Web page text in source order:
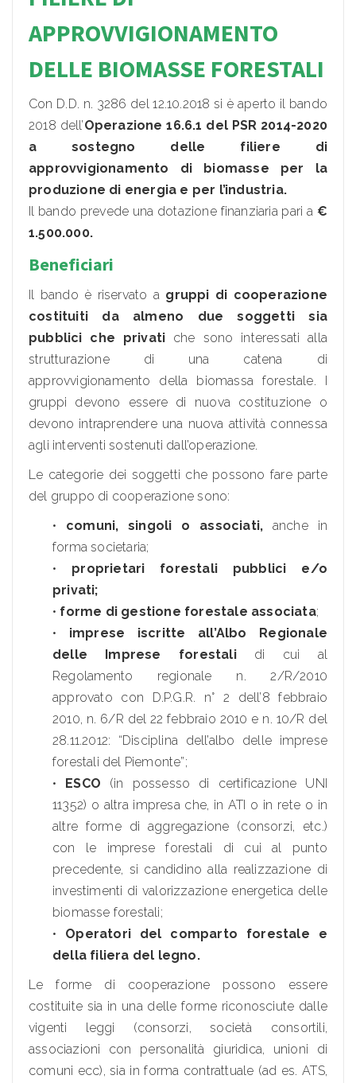
APPROVVIGIONAMENTO
DELLE BIOMASSE FORESTALI
Con D.D. n. 3286 del 12.10.2018 si è aperto il bando
2018 dell’Operazione 16.6.1 del PSR 2014-2020
a sostegno delle filiere di
approvvigionamento di biomasse per la
produzione di energia e per l’industria.
Il bando prevede una dotazione finanziaria pari a €
1.500.000.
Beneficiari
Il bando è riservato a gruppi di cooperazione
costituiti da almeno due soggetti sia
pubblici che privati che sono interessati alla
strutturazione di una catena di
approvvigionamento della biomassa forestale. I
gruppi devono essere di nuova costituzione o
devono intraprendere una nuova attività connessa
agli interventi sostenuti dall’operazione.
Le categorie dei soggetti che possono fare parte
del gruppo di cooperazione sono:
• comuni, singoli o associati, anche in
forma societaria;
• proprietari forestali pubblici e/o
privati;
• forme di gestione forestale associata;
• imprese iscritte all’Albo Regionale
delle Imprese forestalidi cui al
Regolamento regionale n. 2/R/2010
approvato con D.P.G.R. n° 2 dell’8 febbraio
2010, n. 6/R del 22 febbraio 2010 e n. 10/R del
28.11.2012: “Disciplina dell’albo delle imprese
forestali del Piemonte”;
• ESCO (in possesso di certificazione UNI
11352) o altra impresa che, in ATI o in rete o in
altre forme di aggregazione (consorzi, etc.)
con le imprese forestali di cui al punto
precedente, si candidino alla realizzazione di
investimenti di valorizzazione energetica delle
biomasse forestali;
• Operatori del comparto forestale e
della filiera del legno.
Le forme di cooperazione possono essere
costituite sia in una delle forme riconosciute dalle
vigenti leggi (consorzi, società consortili,
associazioni con personalità giuridica, unioni di
comuni ecc), sia in forma contrattuale (ad es. ATS,